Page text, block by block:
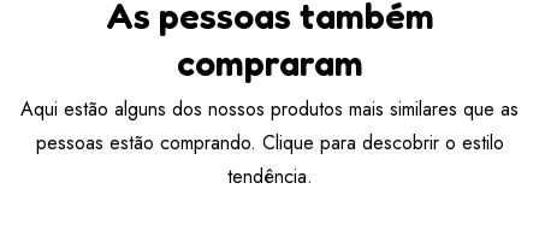
As pessoas também
compraram
Aqui estão alguns dos nossos produtos mais similares que as
pessoas estão comprando. Clique para descobrir o estilo
tendência.